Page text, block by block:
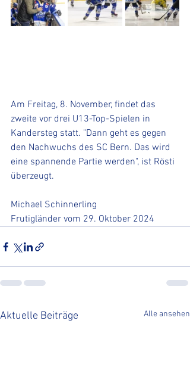
Am Freitag, 8. November, findet das
zweite vor drei U13-Top-Spielen in
Kandersteg statt. "Dann geht es gegen
den Nachwuchs des SC Bern. Das wird
eine spannende Partie werden", ist Rösti
überzeugt.
Michael Schinnerling
Frutigländer vom 29. Oktober 2024
Aktuelle Beiträge Alle ansehen